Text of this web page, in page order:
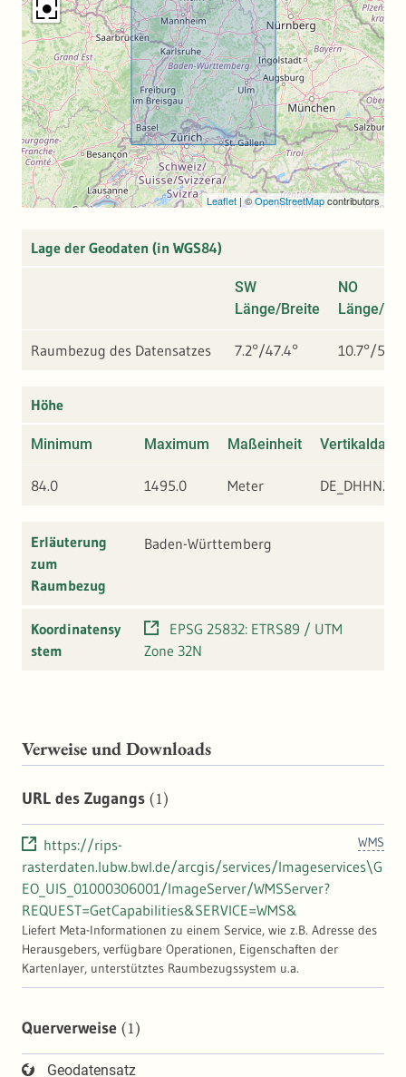
Leaflet |©OpenStreetMapcontributors
Lage der Geodaten (in WGS84)
SW
Länge/Breite
NO
Länge/
Raumbezug des Datensatzes 7.2°/47.4° 10.7°/50°
Höhe
Minimum Maximum Maßeinheit
84.0 1495.0 Meter
Erläuterung
zum
Raumbezug
Baden-Württemberg
Koordinatensy
stem
EPSG 25832: ETRS89 / UTM
Zone 32N
Verweise und Downloads
URL des Zugangs (1)
WMS
https://rips-
rasterdaten.lubw.bwl.de/arcgis/services/Imageservices\G
EO_UIS_01000306001/ImageServer/WMSServer?
REQUEST=GetCapabilities&SERVICE=WMS&
Liefert Meta-Informationen zu einem Service, wie z.B. Adresse des
Herausgebers, verfügbare Operationen, Eigenschaften der
Kartenlayer, unterstütztes Raumbezugssystem u.a.
Querverweise (1)
Geodatensatz